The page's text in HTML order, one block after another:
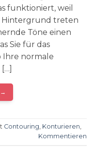
funktioniert, weil
Hintergrund treten
Töne einen
Sie für das
Ihre normale
→
Contouring, Konturieren,
Kommentieren